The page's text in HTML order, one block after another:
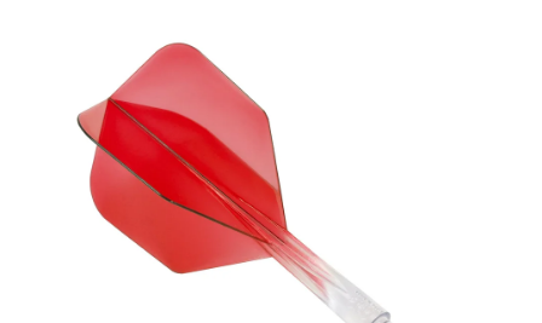
POUZDRA